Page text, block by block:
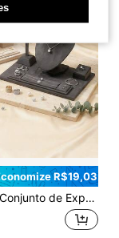
R$19,03
Conjunto de Exposição de Joias de Veludo Preto Estilo INS, Suporte de Armazenamento de Colar, Brinco e Anel, Adereços de Exibição para Live Streaming